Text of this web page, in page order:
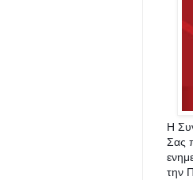
Η
Σας
την